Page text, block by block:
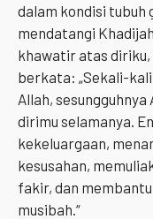
dalam kondisi
mendatangi
khawatir atas diriku,
berkata: „Sekali-
Allah,
dirimu selamanya.
kekeluargaan,
kesusahan,
fakir, dan
musibah.“